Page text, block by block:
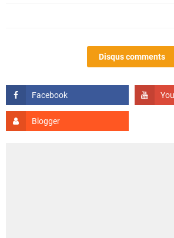
Disqus comments